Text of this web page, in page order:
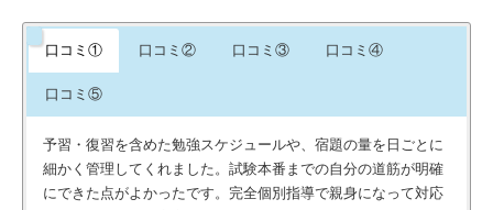
口コミ① 口コミ② 口コミ③ 口コミ④
口コミ⑤
予習・復習を含めた勉強スケジュールや、宿題の量を日ごとに
細かく管理してくれました。試験本番までの自分の道筋が明確
にできた点がよかったです。完全個別指導で親身になって対応